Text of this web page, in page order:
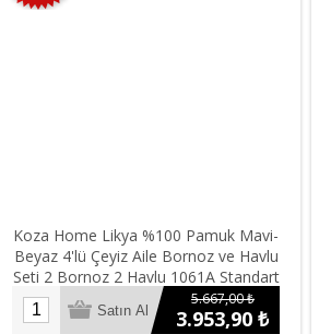
Koza Home Likya %100 Pamuk Mavi-
Beyaz 4'lü Çeyiz Aile Bornoz ve Havlu
Seti 2 Bornoz 2 Havlu 1061A Standart
5.667,00 ₺
3.953,90 ₺